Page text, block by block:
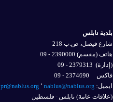
بلدية نابلس
شارع فيصل، ص.ب 218
هاتف (مقسم) 2390000 - 09
(إدارة)2379313 - 09
فاكس 2374690 - 09
ايميل: nablus@nablus.org٬
pr@nablus.org
(علاقات عامة) نابلس - فلسطين